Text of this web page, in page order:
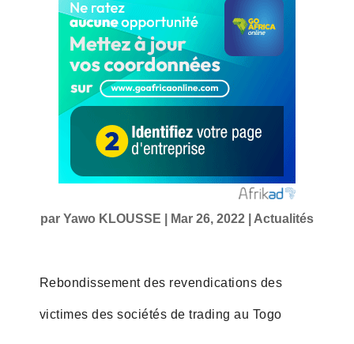
par Yawo KLOUSSE Mar 26, 2022| Actualités
Rebondissement des revendications des
victimes des sociétés de trading au Togo